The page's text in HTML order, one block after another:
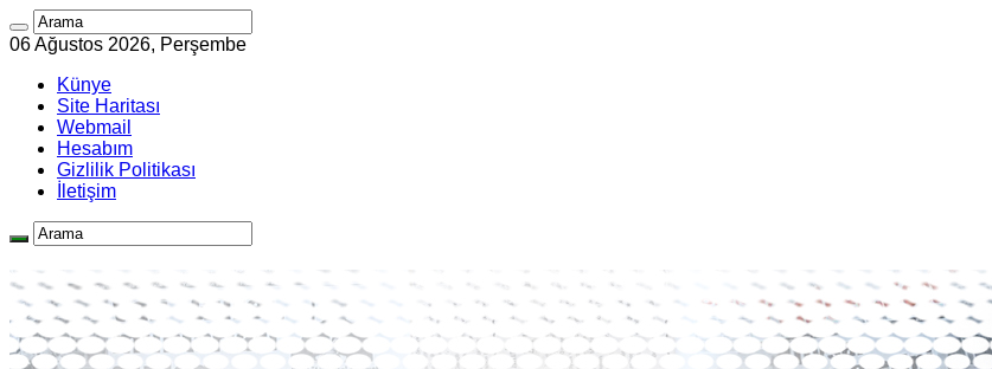
06 Ağustos 2026, Perşembe
Künye
Site Haritası
Webmail
Hesabım
Gizlilik Politikası
İletişim